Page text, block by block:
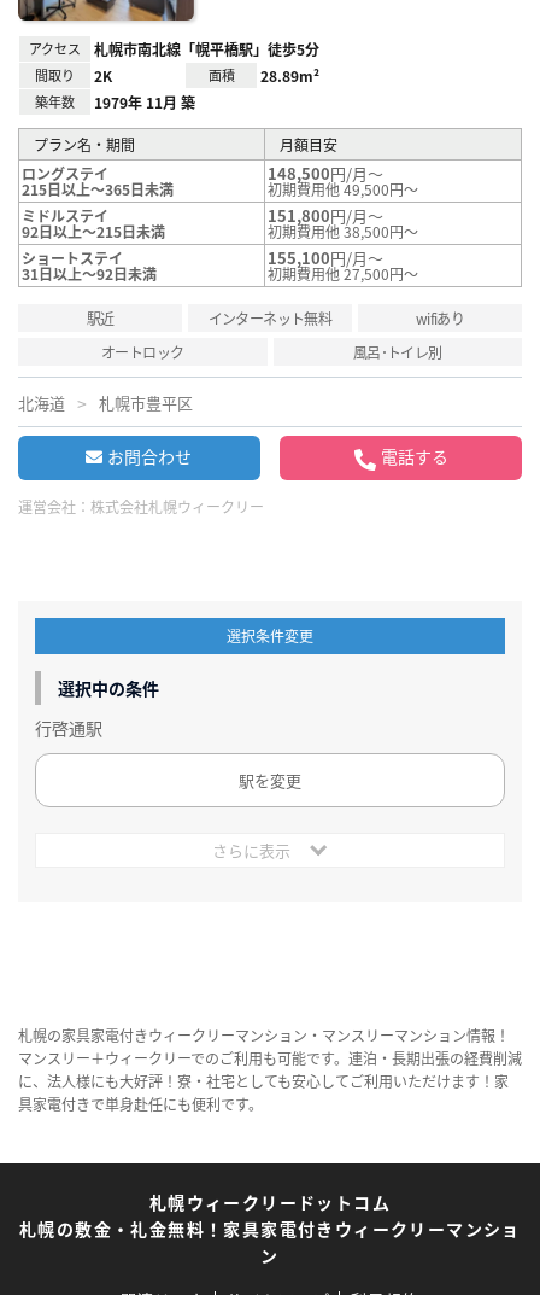
アクセス 札幌市南北線「幌平橋駅」徒歩5分
間取り 2K 面積 28.89m²
築年数 1979年 11月 築
プラン名・期間
月額目安
ロングステイ
215日以上～365日未満
148,500円/月～
初期費用他 49,500円～
ミドルステイ
92日以上～215日未満
151,800円/月～
初期費用他 38,500円～
ショートステイ
31日以上～92日未満
155,100円/月～
初期費用他 27,500円～
駅近 インターネット無料
wifiあり
オートロック
風呂･トイレ別
北海道 札幌市豊平区
お問合わせ 電話する
運営会社： 株式会社札幌ウィークリー
選択条件変更
選択中の条件
行啓通駅
駅を変更
さらに表示
札幌の家具家電付きウィークリーマンション・マンスリーマンション情報！
マンスリー＋ウィークリーでのご利用も可能です。連泊・長期出張の経費削減
に、法人様にも大好評！寮・社宅としても安心してご利用いただけます！家
具家電付きで単身赴任にも便利です。
札幌ウィークリードットコム
札幌の敷金・礼金無料！家具家電付きウィークリーマンショ
ン